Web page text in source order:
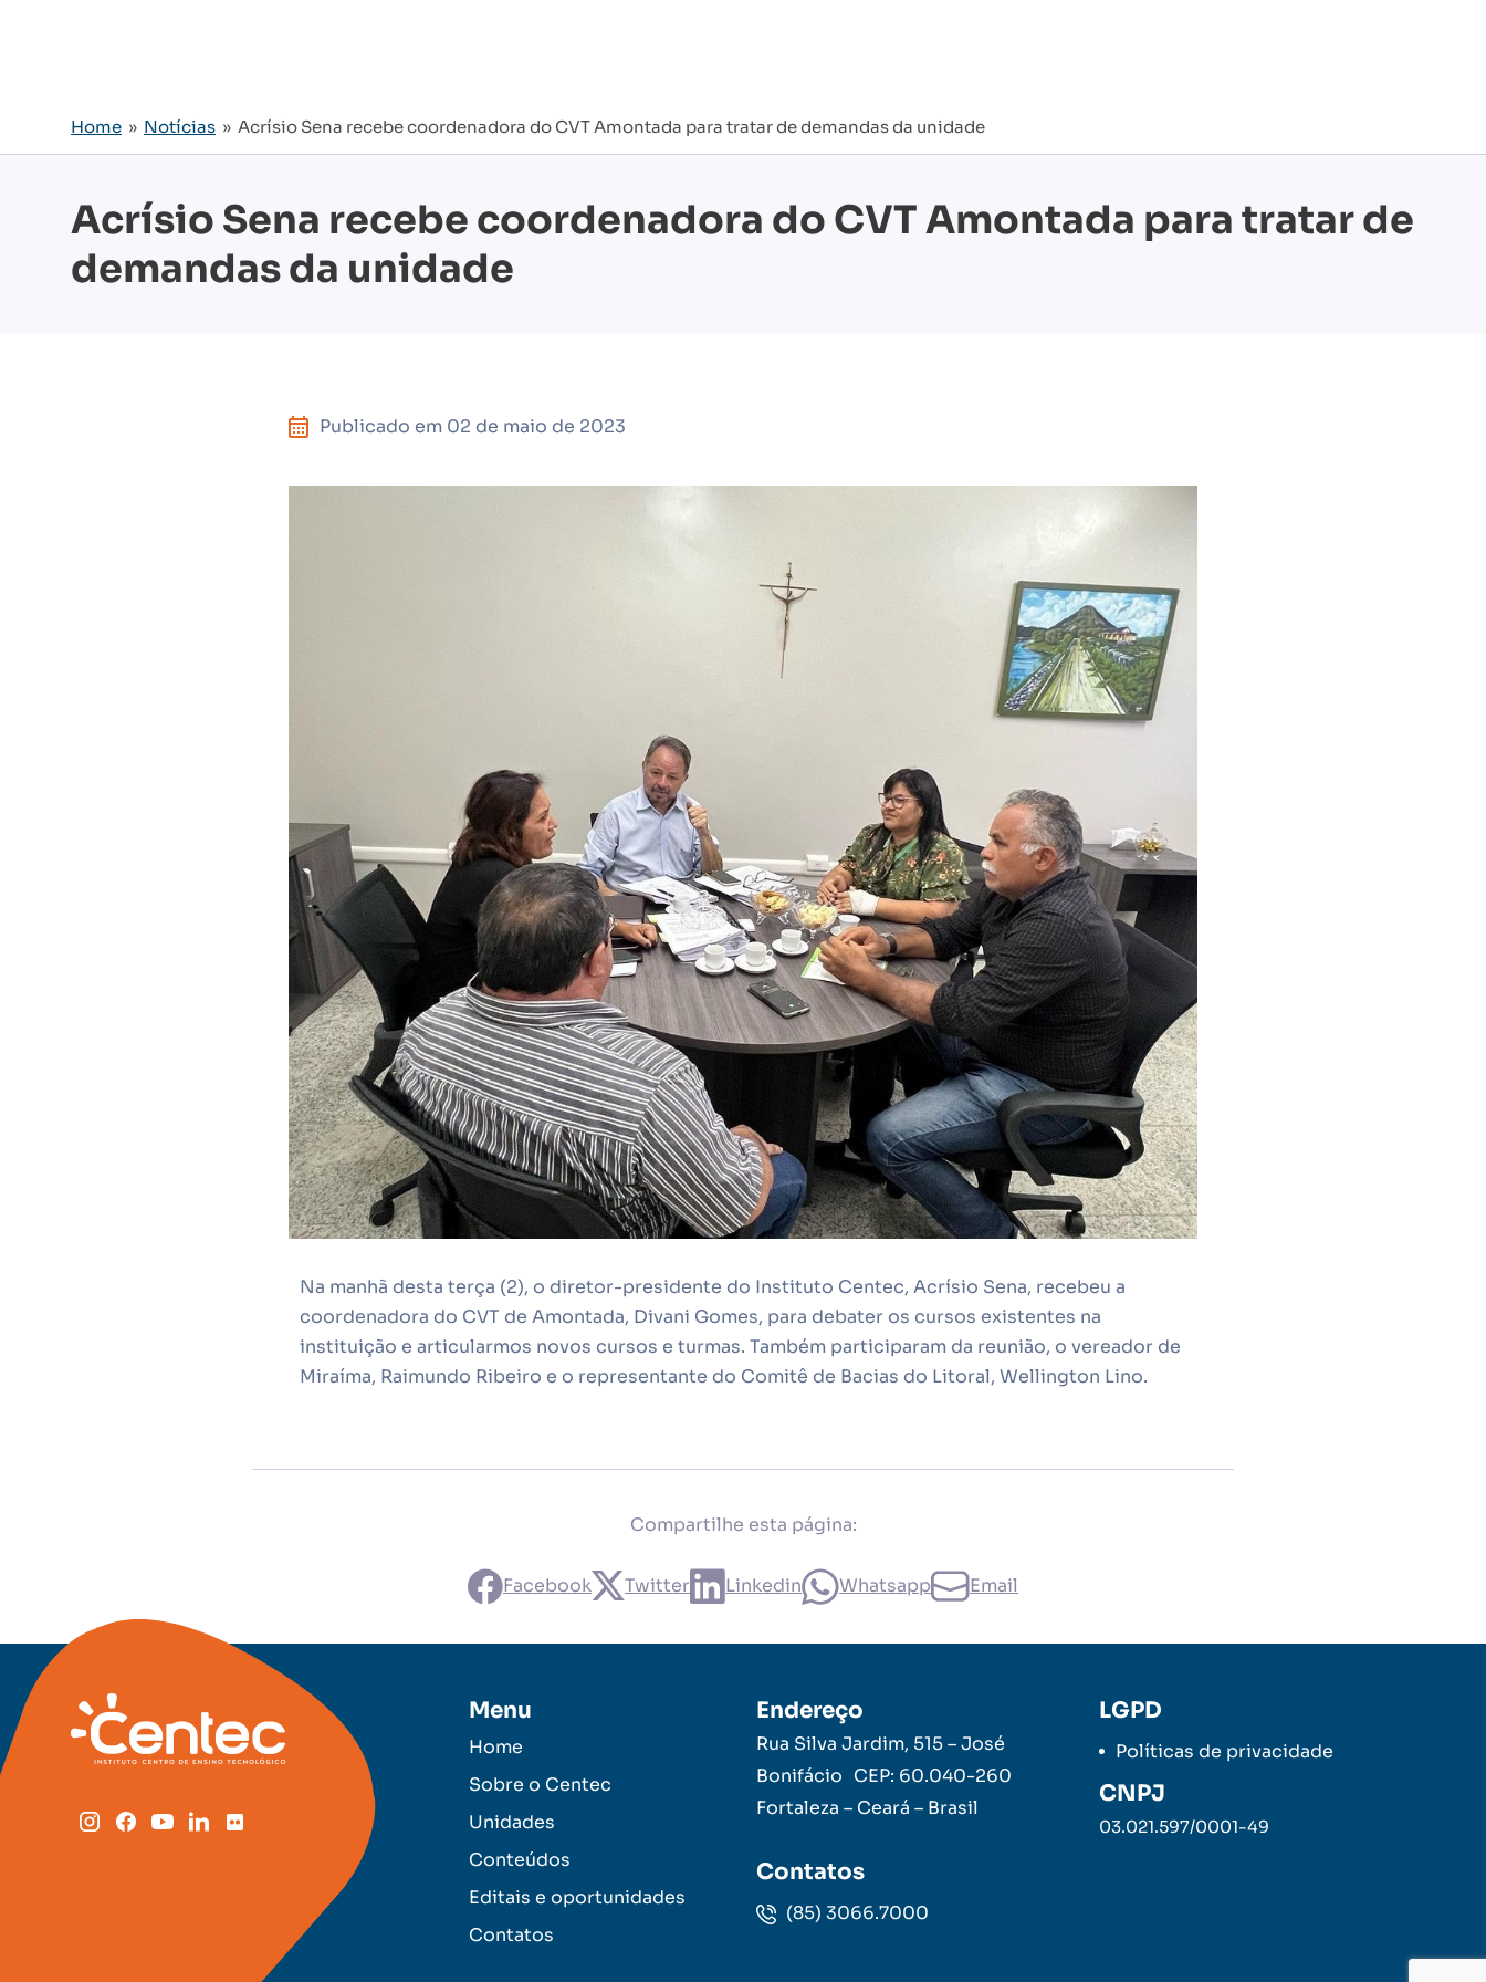
Home » Notícias » Acrísio Sena recebe coordenadora do CVT Amontada para tratar de demandas da unidade
Acrísio Sena recebe coordenadora do CVT Amontada para tratar de
demandas da unidade
Publicado em 02 de maio de 2023
Na manhã desta terça (2), o diretor-presidente do Instituto Centec, Acrísio Sena, recebeu a
coordenadora do CVT de Amontada, Divani Gomes, para debater os cursos existentes na
instituição e articularmos novos cursos e turmas. Também participaram da reunião, o vereador de
Miraíma, Raimundo Ribeiro e o representante do Comitê de Bacias do Litoral, Wellington Lino.
Compartilhe esta página:
Facebook Twitter Linkedin Whatsapp Email
Menu
Home
Sobre o Centec
Unidades
Conteúdos
Editais e oportunidades
Contatos
Endereço
Rua Silva Jardim, 515 – José
Bonifácio CEP: 60.040-260
Fortaleza – Ceará – Brasil
Contatos
(85) 3066.7000
LGPD
Políticas de privacidade
CNPJ
03.021.597/0001-49